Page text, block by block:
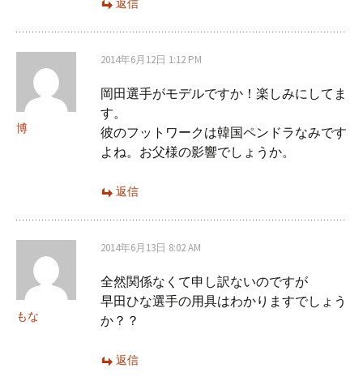
返信
博
2014年6月12日 1:12 PM
岡田選手がモデルですか！楽しみにしてま
す。
彼のフットワークは韓国ペンドラなみです
よね。お父様の影響でしょうか。
返信
もな
2014年6月13日 8:02 AM
全然関係なくて申し訳ないのですが
早田ひな選手の用具はわかりますでしょう
か？？
返信